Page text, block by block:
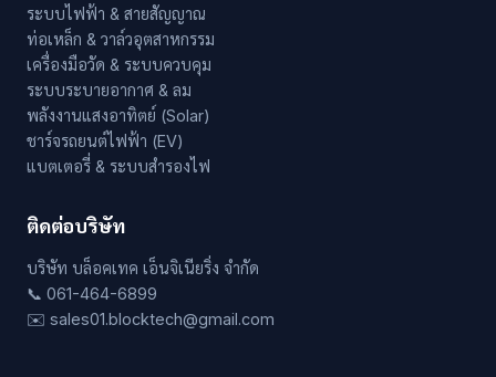
ระบบไฟฟ้า & สายสัญญาณ
ท่อเหล็ก & วาล์วอุตสาหกรรม
เครื่องมือวัด & ระบบควบคุม
ระบบระบายอากาศ & ลม
พลังงานแสงอาทิตย์ (Solar)
ชาร์จรถยนต์ไฟฟ้า (EV)
แบตเตอรี่ & ระบบสำรองไฟ
ติดต่อบริษัท
บริษัท บล็อคเทค เอ็นจิเนียริ่ง จำกัด
📞 061-464-6899
✉️ sales01.blocktech@gmail.com